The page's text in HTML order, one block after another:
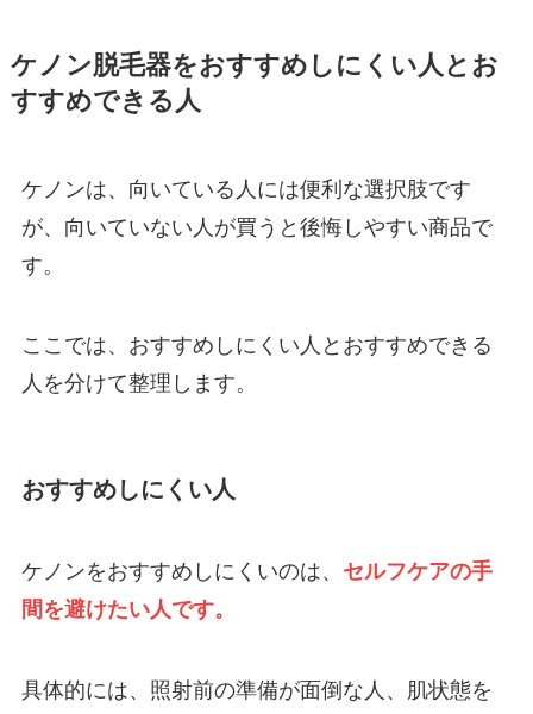
ケノン脱毛器をおすすめしにくい人とお
すすめできる人
ケノンは、向いている人には便利な選択肢です
が、向いていない人が買うと後悔しやすい商品で
す。
ここでは、おすすめしにくい人とおすすめできる
人を分けて整理します。
おすすめしにくい人
ケノンをおすすめしにくいのは、 セルフケアの手
間を避けたい人です。
具体的には、照射前の準備が面倒な人、肌状態を